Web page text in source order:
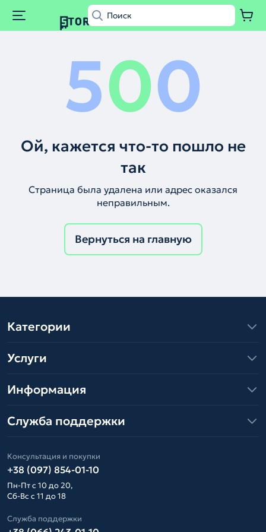
500
Ой, кажется что-то пошло не
так
Страница была удалена или адрес оказался
неправильным.
Вернуться на главную
Категории
Услуги
Информация
Служба поддержки
Консультация и покупки
+38 (097) 854-01-10
Пн-Пт с 10 до 20,
Сб-Вс с 11 до 18
Служба поддержки